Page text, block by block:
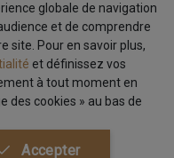
de confidentialité
globale de navigation
et de comprendre
site. Pour en savoir plus,
et définissez vos
à tout moment en
des cookies » au bas de
Accepter